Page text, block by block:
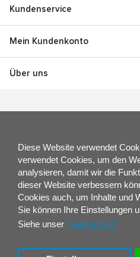
Diese Website verwendet
verwendet Cookies, um den
analysieren, damit wir die
dieser Website verbessern
Cookies auch, um Inhalte und
Sie können Ihre Einstellungen
Siehe unser Datenschutz
Kundenservice
Mein Kundenkonto
Über uns
Brauchen Sie Hilfe oder
Unser Team von